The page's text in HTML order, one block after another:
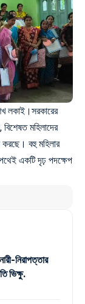
লকাই।সরকারের
মহিলাদের
বহু মহিলার
একটি দৃঢ় পদক্ষেপ
নিরাপত্তার
ভিক্ষু.